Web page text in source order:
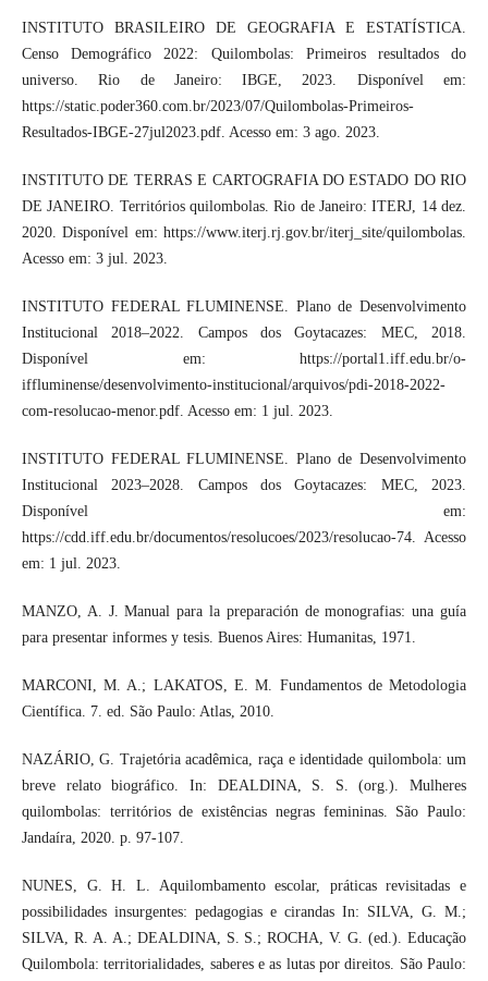
INSTITUTO BRASILEIRO DE GEOGRAFIA E ESTATÍSTICA.
Censo Demográfico 2022: Quilombolas: Primeiros resultados do
universo. Rio de Janeiro: IBGE, 2023. Disponível em:
https://static.poder360.com.br/2023/07/Quilombolas-Primeiros-
Resultados-IBGE-27jul2023.pdf. Acesso em: 3 ago. 2023.
INSTITUTO DE TERRAS E CARTOGRAFIA DO ESTADO DO RIO
DE JANEIRO. Territórios quilombolas. Rio de Janeiro: ITERJ, 14 dez.
2020. Disponível em: https://www.iterj.rj.gov.br/iterj_site/quilombolas.
Acesso em: 3 jul. 2023.
INSTITUTO FEDERAL FLUMINENSE. Plano de Desenvolvimento
Institucional 2018–2022. Campos dos Goytacazes: MEC, 2018.
Disponível em: https://portal1.iff.edu.br/o-
iffluminense/desenvolvimento-institucional/arquivos/pdi-2018-2022-
com-resolucao-menor.pdf. Acesso em: 1 jul. 2023.
INSTITUTO FEDERAL FLUMINENSE. Plano de Desenvolvimento
Institucional 2023–2028. Campos dos Goytacazes: MEC, 2023.
Disponível em:
https://cdd.iff.edu.br/documentos/resolucoes/2023/resolucao-74. Acesso
em: 1 jul. 2023.
MANZO, A. J. Manual para la preparación de monografias: una guía
para presentar informes y tesis. Buenos Aires: Humanitas, 1971.
MARCONI, M. A.; LAKATOS, E. M. Fundamentos de Metodologia
Científica. 7. ed. São Paulo: Atlas, 2010.
NAZÁRIO, G. Trajetória acadêmica, raça e identidade quilombola: um
breve relato biográfico. In: DEALDINA, S. S. (org.). Mulheres
quilombolas: territórios de existências negras femininas. São Paulo:
Jandaíra, 2020. p. 97-107.
NUNES, G. H. L. Aquilombamento escolar, práticas revisitadas e
possibilidades insurgentes: pedagogias e cirandas In: SILVA, G. M.;
SILVA, R. A. A.; DEALDINA, S. S.; ROCHA, V. G. (ed.). Educação
Quilombola: territorialidades, saberes e as lutas por direitos. São Paulo: